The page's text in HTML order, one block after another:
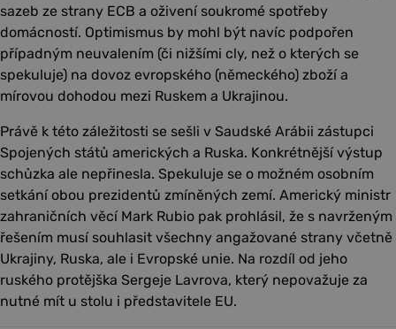
sazeb ze strany ECB a oživení soukromé spotřeby
domácností. Optimismus by mohl být navíc podpořen
případným neuvalením (či nižšími cly, než o kterých se
spekuluje) na dovoz evropského (německého) zboží a
mírovou dohodou mezi Ruskem a Ukrajinou.
Právě k této záležitosti se sešli v Saudské Arábii zástupci
Spojených států amerických a Ruska. Konkrétnější výstup
schůzka ale nepřinesla. Spekuluje se o možném osobním
setkání obou prezidentů zmíněných zemí. Americký ministr
zahraničních věcí Mark Rubio pak prohlásil, že s navrženým
řešením musí souhlasit všechny angažované strany včetně
Ukrajiny, Ruska, ale i Evropské unie. Na rozdíl od jeho
ruského protějška Sergeje Lavrova, který nepovažuje za
nutné mít u stolu i představitele EU.